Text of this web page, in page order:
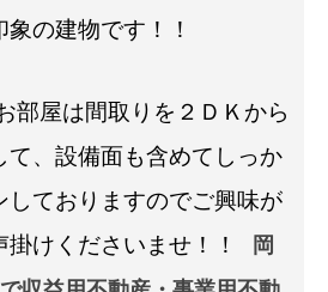
の建物です！！
部屋は間取りを２ＤＫから
て、設備面も含めてしっか
しておりますのでご興味が
けくださいませ！！
岡